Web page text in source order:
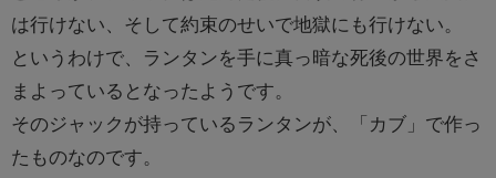
は行けない、そして約束のせいで地獄にも行けない。
というわけで、ランタンを手に真っ暗な死後の世界をさ
まよっているとなったようです。
そのジャックが持っているランタンが、「カブ」で作っ
たものなのです。